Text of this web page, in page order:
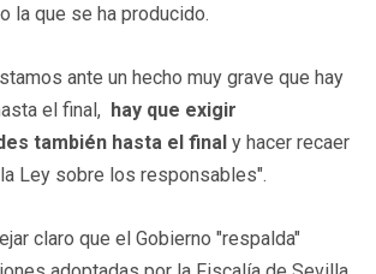
la que se ha producido.
ante un hecho muy grave que hay
el final, hay que exigir
también hasta el final y hacer recaer
Ley sobre los responsables".
claro que el Gobierno "respalda"